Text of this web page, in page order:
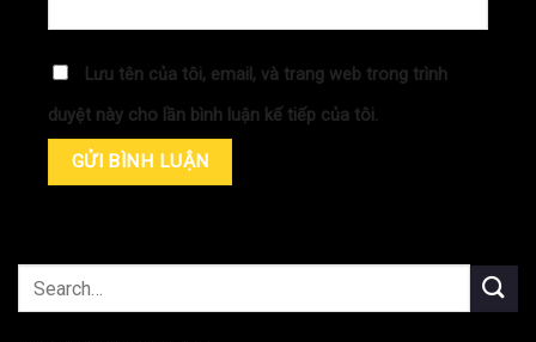
Lưu tên của tôi, email, và trang web trong trình
duyệt này cho lần bình luận kế tiếp của tôi.